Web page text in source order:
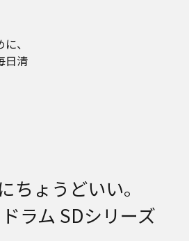
、
日清
ちょうどいい。
ラム SDシリーズ